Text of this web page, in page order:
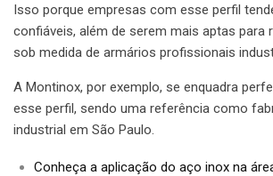
Isso porque empresas com esse perfil
confiáveis, além de serem mais aptas para
sob medida de armários profissionais
A Montinox, por exemplo, se enquadra
esse perfil, sendo uma referência como
industrial em São Paulo.
Conheça a aplicação do aço inox na